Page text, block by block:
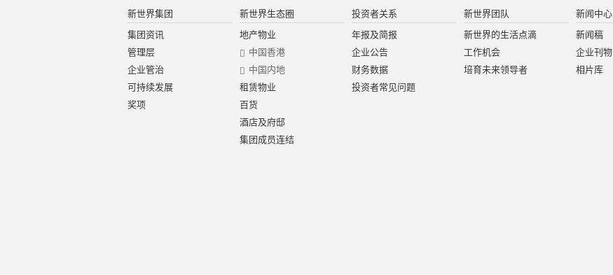
新世界集团
集团资讯
管理层
企业管治
可持续发展
奖项
新世界生态圈
地产物业
中国香港
中国内地
租赁物业
百货
酒店及府邸
集团成员连结
投资者关系
年报及简报
企业公告
财务数据
投资者常见问题
新世界团队
新世界的生活点滴
工作机会
培育未来领导者
新闻中心
新闻稿
企业刊物
相片库